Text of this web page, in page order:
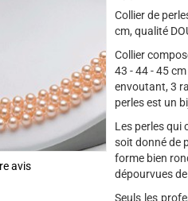
avis
Collier de
cm, qualité
Collier
43 - 44 - 45
envoutant, 3
perles est un
Les perles qui
soit donné de
forme bien
dépourvues
Seuls les